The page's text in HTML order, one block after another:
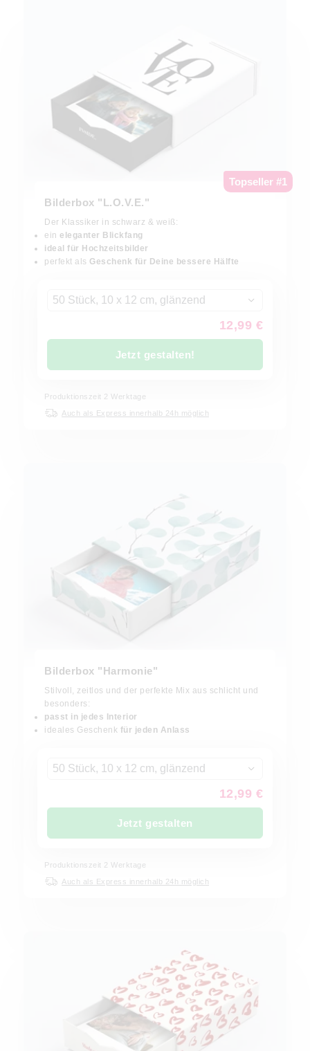
Topseller #1
Bilderbox "L.O.V.E."
Der Klassiker in schwarz & weiß:
ein eleganter Blickfang
ideal für Hochzeitsbilder
perfekt als Geschenk für Deine bessere Hälfte
50 Stück, 10 x 12 cm, glänzend
12,99 €
Jetzt gestalten!
Produktionszeit 2 Werktage
Auch als Express innerhalb 24h möglich
Bilderbox "Harmonie"
Stilvoll, zeitlos und der perfekte Mix aus schlicht und
besonders:
passt in jedes Interior
ideales Geschenk für jeden Anlass
50 Stück, 10 x 12 cm, glänzend
12,99 €
Jetzt gestalten
Produktionszeit 2 Werktage
Auch als Express innerhalb 24h möglich